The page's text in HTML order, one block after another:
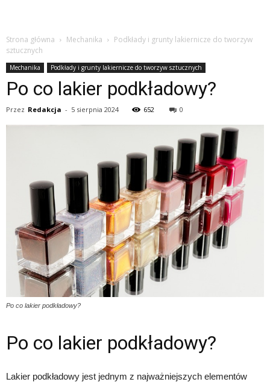
Strona główna Mechanika
Podkłady i grunty lakiernicze do tworzyw
sztucznych
Mechanika Podkłady i grunty lakiernicze do tworzyw sztucznych
Po co lakier podkładowy?
Przez Redakcja - 5 sierpnia 2024 652 0
Po co lakier podkładowy?
Po co lakier podkładowy?
Lakier podkładowy jest jednym z najważniejszych elementów